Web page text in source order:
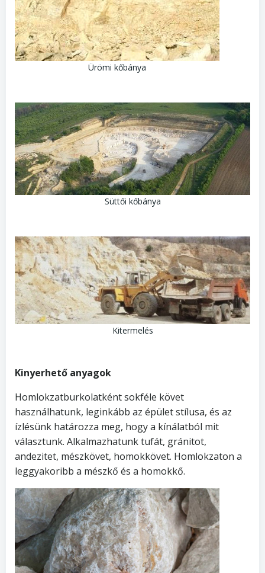
Ürömi kőbánya
Süttői kőbánya
Kitermelés
Kinyerhető anyagok
Homlokzatburkolatként sokféle követ
használhatunk, leginkább az épület stílusa, és az
ízlésünk határozza meg, hogy a kínálatból mit
választunk. Alkalmazhatunk tufát, gránitot,
andezitet, mészkövet, homokkövet. Homlokzaton a
leggyakoribb a mészkő és a homokkő.